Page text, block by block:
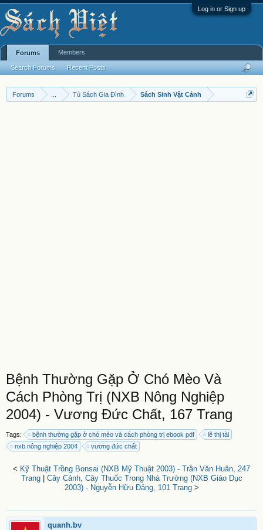
Log in or Sign up
Forums Tủ Sách Gia Đình Sách Sinh Vật Cảnh
Bệnh Thường Gặp Ở Chó Mèo Và
Cách Phòng Trị (NXB Nông Nghiệp
2004) - Vương Đức Chất, 167 Trang
Tags: bệnh thường gặp ở chó mèo và cách phòng trị ebook pdf
lê thị tài
nxb nông nghiệp 2004
vương đức chất
< Kỹ Thuật Trồng Bonsai (NXB Mỹ Thuật 2003) - Trần Văn Huân, 247
Trang| Cây Cảnh, Cây Thuốc Trong Nhà Trường (NXB Giáo Dục
2003) - Nguyễn Hữu Đảng, 101 Trang>
quanh.bv
Forums
Search Forums Recent Posts
Members